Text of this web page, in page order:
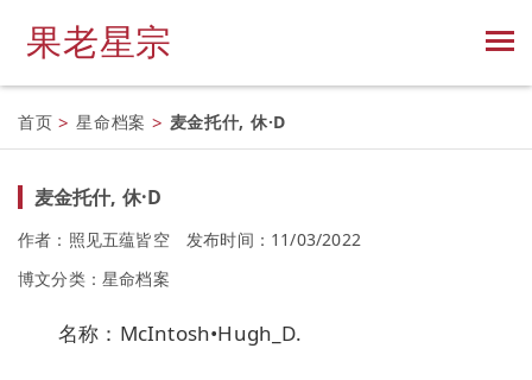
果老星宗
首页 > 星命档案 > 麦金托什, 休·D
麦金托什, 休·D
作者：照见五蕴皆空
发布时间：11/03/2022
博文分类： 星命档案
名称：McIntosh•Hugh_D.